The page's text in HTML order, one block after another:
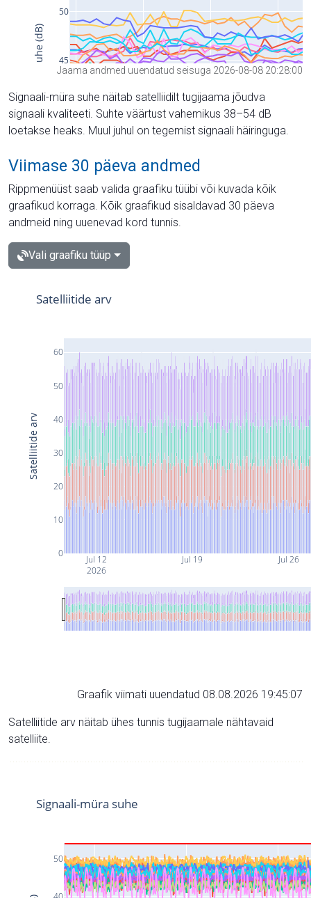
Jaama andmed uuendatud seisuga 2026-08-08 20:28:00
Signaali-müra suhe näitab satelliidilt tugijaama jõudva
signaali kvaliteeti. Suhte väärtust vahemikus 38–54 dB
loetakse heaks. Muul juhul on tegemist signaali häiringuga.
Viimase 30 päeva andmed
Rippmenüüst saab valida graafiku tüübi või kuvada kõik
graafikud korraga. Kõik graafikud sisaldavad 30 päeva
andmeid ning uuenevad kord tunnis.
Vali graafiku tüüp
Jul 12
2026
Jul 19 Jul 26
0
10
20
30
40
50
60
Satelliitide arv
Satelliitide arv
Graafik viimati uuendatud 08.08.2026 19:45:07
Satelliitide arv näitab ühes tunnis tugijaamale nähtavaid
satelliite.
50
Signaali-müra suhe